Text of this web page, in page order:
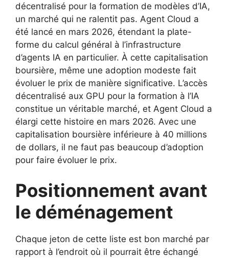
décentralisé pour la formation de modèles d’IA,
un marché qui ne ralentit pas. Agent Cloud a
été lancé en mars 2026, étendant la plate-
forme du calcul général à l’infrastructure
d’agents IA en particulier. À cette capitalisation
boursière, même une adoption modeste fait
évoluer le prix de manière significative. L’accès
décentralisé aux GPU pour la formation à l’IA
constitue un véritable marché, et Agent Cloud a
élargi cette histoire en mars 2026. Avec une
capitalisation boursière inférieure à 40 millions
de dollars, il ne faut pas beaucoup d’adoption
pour faire évoluer le prix.
Positionnement avant
le déménagement
Chaque jeton de cette liste est bon marché par
rapport à l’endroit où il pourrait être échangé